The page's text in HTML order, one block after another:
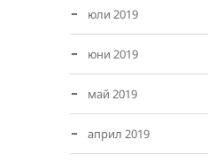
юли 2019
юни 2019
май 2019
април 2019